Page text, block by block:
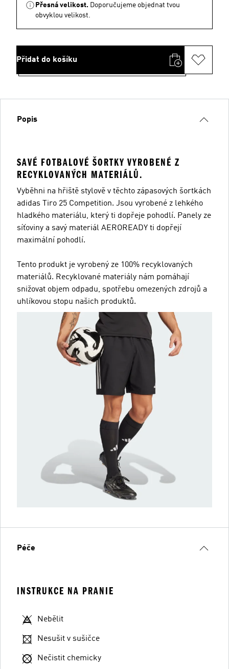
Přesná velikost. Doporučujeme objednat tvou
obvyklou velikost.
Přidat do košíku
Popis
SAVÉ FOTBALOVÉ ŠORTKY VYROBENÉ Z
RECYKLOVANÝCH MATERIÁLŮ.
Vyběhni na hřiště stylově v těchto zápasových šortkách
adidas Tiro 25 Competition. Jsou vyrobené z lehkého
hladkého materiálu, který ti dopřeje pohodlí. Panely ze
síťoviny a savý materiál AEROREADY ti dopřejí
maximální pohodlí.
Tento produkt je vyrobený ze 100% recyklovaných
materiálů. Recyklované materiály nám pomáhají
snižovat objem odpadu, spotřebu omezených zdrojů a
uhlíkovou stopu našich produktů.
Péče
INSTRUKCE NA PRANIE
Nebělit
Nesušit v sušičce
Nečistit chemicky